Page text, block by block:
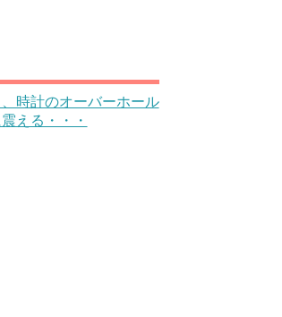
、時計のオーバーホール
える・・・